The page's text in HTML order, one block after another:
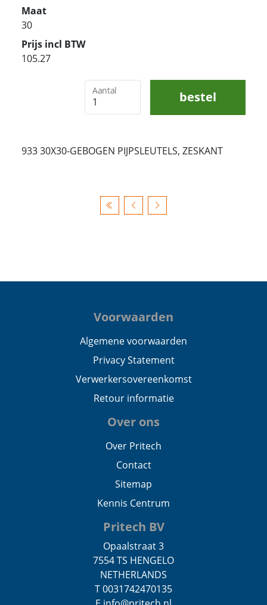
Maat
30
Prijs incl BTW
105.27
Aantal bestel
933 30X30-GEBOGEN PIJPSLEUTELS, ZESKANT
Voorwaarden
Algemene voorwaarden
Privacy Statement
Verwerkersovereenkomst
Retour informatie
Over ons
Over Pritech
Contact
Sitemap
Kennis Centrum
Pritech BV
Opaalstraat 3
7554 TS HENGELO
NETHERLANDS
T 0031742470135